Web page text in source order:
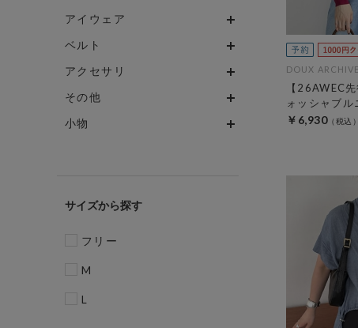
アイウェア
ベルト
アクセサリ
その他
小物
サイズ
フリー
M
L
DOUX
【26AWEC
ォッシャブル
￥6,930